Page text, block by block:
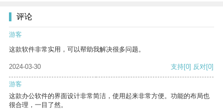
评论
游客
这款软件非常实用，可以帮助我解决很多问题。
2024-03-30 支持[0] 反对[0]
游客
这款办公软件的界面设计非常简洁，使用起来非常方便。功能的布局也
很合理，一目了然。